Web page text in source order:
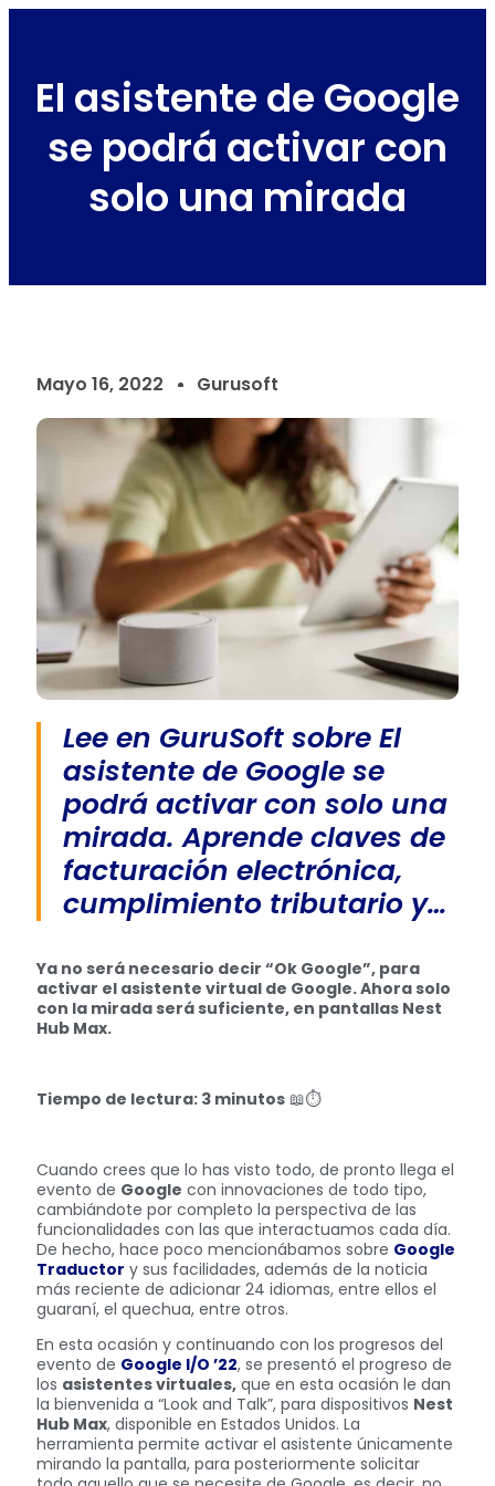
El asistente de Google
se podrá activar con
solo una mirada
Mayo 16, 2022 Gurusoft
Lee en GuruSoft sobre El
asistente de Google se
podrá activar con solo una
mirada. Aprende claves de
facturación electrónica,
cumplimiento tributario y…
Ya no será necesario decir “Ok Google”, para
activar el asistente virtual de Google. Ahora solo
con la mirada será suficiente, en pantallas Nest
Hub Max.
Tiempo de lectura: 3 minutos 📖⏱️
Cuando crees que lo has visto todo, de pronto llega el
evento de Google con innovaciones de todo tipo,
cambiándote por completo la perspectiva de las
funcionalidades con las que interactuamos cada día.
De hecho, hace poco mencionábamos sobre Google
Traductor y sus facilidades, además de la noticia
más reciente de adicionar 24 idiomas, entre ellos el
guaraní, el quechua, entre otros.
En esta ocasión y continuando con los progresos del
evento de Google I/O ’22, se presentó el progreso de
los asistentes virtuales, que en esta ocasión le dan
la bienvenida a “Look and Talk”, para dispositivos Nest
Hub Max, disponible en Estados Unidos. La
herramienta permite activar el asistente únicamente
mirando la pantalla, para posteriormente solicitar